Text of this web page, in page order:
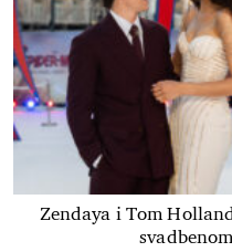
Zendaya i Tom